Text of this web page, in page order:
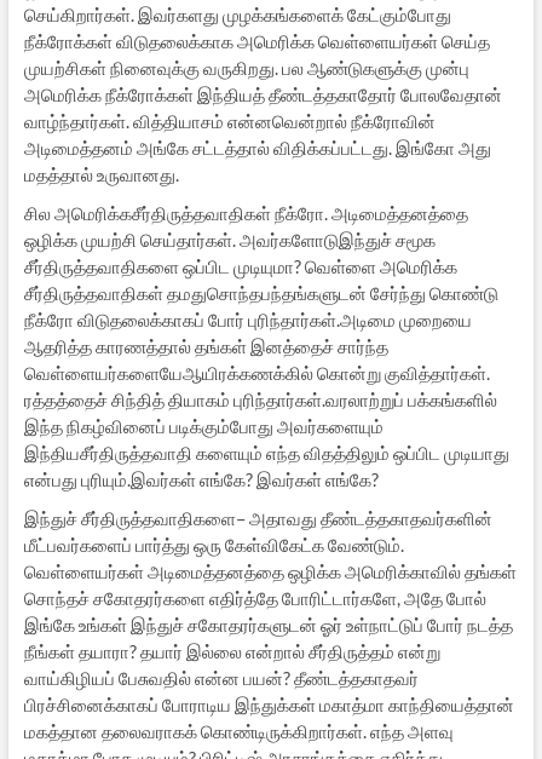
செய்கிறார்கள். இவர்களது முழக்கங்களைக் கேட்கும்போது
நீக்ரோக்கள் விடுதலைக்காக அமெரிக்க வெள்ளையர்கள் செய்த
முயற்சிகள் நினைவுக்கு வருகிறது. பல ஆண்டுகளுக்கு முன்பு
அமெரிக்க நீக்ரோக்கள் இந்தியத் தீண்டத்தகாதோர் போலவேதான்
வாழ்ந்தார்கள். வித்தியாசம் என்னவென்றால் நீக்ரோவின்
அடிமைத்தனம் அங்கே சட்டத்தால் விதிக்கப்பட்டது. இங்கோ அது
மதத்தால் உருவானது.
சில அமெரிக்கசீர்திருத்தவாதிகள் நீக்ரோ. அடிமைத்தனத்தை
ஒழிக்க முயற்சி செய்தார்கள். அவர்களோடுஇந்துச் சமூக
சீர்திருத்தவாதிகளை ஒப்பிட முடியுமா? வெள்ளை அமெரிக்க
சீர்திருத்தவாதிகள் தமதுசொந்தபந்தங்களுடன் சேர்ந்து கொண்டு
நீக்ரோ விடுதலைக்காகப் போர் புரிந்தார்கள்.அடிமை முறையை
ஆதரித்த காரணத்தால் தங்கள் இனத்தைச் சார்ந்த
வெள்ளையர்களையேஆயிரக்கணக்கில் கொன்று குவித்தார்கள்.
ரத்தத்தைச் சிந்தித் தியாகம் புரிந்தார்கள்.வரலாற்றுப் பக்கங்களில்
இந்த நிகழ்வினைப் படிக்கும்போது அவர்களையும்
இந்தியசீர்திருத்தவாதி களையும் எந்த விதத்திலும் ஒப்பிட முடியாது
என்பது புரியும்.இவர்கள் எங்கே? இவர்கள் எங்கே?
இந்துச் சீர்திருத்தவாதிகளை– அதாவது தீண்டத்தகாதவர்களின்
மீட்பவர்களைப் பார்த்து ஒரு கேள்விகேட்க வேண்டும்.
வெள்ளையர்கள் அடிமைத்தனத்தை ஒழிக்க அமெரிக்காவில் தங்கள்
சொந்தச் சகோதரர்களை எதிர்த்தே போரிட்டார்களே, அதே போல்
இங்கே உங்கள் இந்துச் சகோதரர்களுடன் ஓர் உள்நாட்டுப் போர் நடத்த
நீங்கள் தயாரா? தயார் இல்லை என்றால் சீர்திருத்தம் என்று
வாய்கிழியப் பேசுவதில் என்ன பயன்? தீண்டத்தகாதவர்
பிரச்சினைக்காகப் போராடிய இந்துக்கள் மகாத்மா காந்தியைத்தான்
மகத்தான தலைவராகக் கொண்டிருக்கிறார்கள். எந்த அளவு